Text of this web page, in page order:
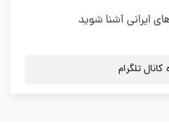
ایرانی آشنا شوید
تلگرام